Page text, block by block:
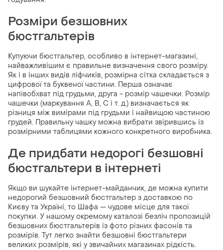
Розміри безшовних
бюстгальтерів
Купуючи бюстгальтер, особливо в інтернет-магазині,
найважливішим є правильне визначення свого розміру.
Як і в інших видів ліфчиків, розмірна сітка складається з
цифрової та буквеної частини. Перша означає
напівобхват під грудьми, друга - розмір чашечки. Розмір
чашечки (маркування A, B, C і т. д.) визначається як
різниця між вимірами під грудьми і найвищою частиною
грудей. Правильну чашку можна вибрати звірившись із
розмірними таблицями кожного конкретного виробника.
Де придбати недорогі безшовні
бюстгальтери в інтернеті
Якщо ви шукайте інтернет-майданчик, де можна купити
недорогий безшовний бюстгальтер з доставкою по
Києву та Україні, то Шафа — чудове місце для такої
покупки. У нашому окремому каталозі безліч пропозицій
безшовних бюстгальтерів із фото різних фасонів та
розмірів. Тут легко знайти безшовні бюстгальтери
великих розмірів, які у звичайних магазинах рідкість.